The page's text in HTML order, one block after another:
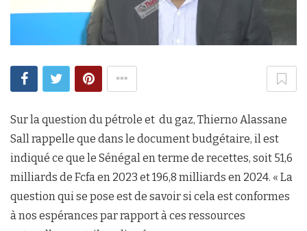
Sur la question du pétrole et du gaz, Thierno Alassane
Sall rappelle que dans le document budgétaire, il est
indiqué ce que le Sénégal en terme de recettes, soit 51,6
milliards de Fcfa en 2023 et 196,8 milliards en 2024. « La
question qui se pose est de savoir si cela est conformes
à nos espérances par rapport à ces ressources